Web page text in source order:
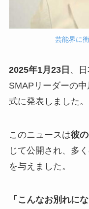
芸能界に
2025年1月23日 、
SMAPリーダーの中
式に発表しました。
このニュースは彼
じて公開され、多
を与えました。
「こんなお別れに